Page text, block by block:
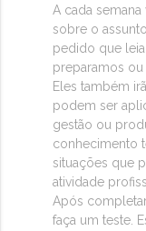
A cada
sobre o
pedido que
preparamos
Eles também
podem ser
gestão ou
conhecimento
situações que
atividade
Após
faça um teste.